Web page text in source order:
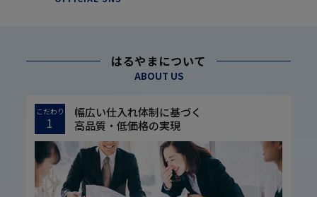
はるやまについて
ABOUT US
こだわり
1
幅広い仕入れ体制に基づく
高品質・低価格の実現